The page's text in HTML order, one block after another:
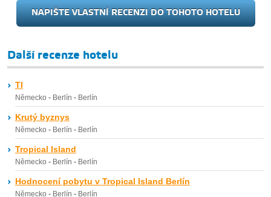
NAPIŠTE VLASTNÍ RECENZI DO TOHOTO HOTELU
Další recenze hotelu
TI
Německo - Berlín - Berlín
Krutý byznys
Německo - Berlín - Berlín
Tropical Island
Německo - Berlín - Berlín
Hodnocení pobytu v Tropical Island Berlín
Německo - Berlín - Berlín